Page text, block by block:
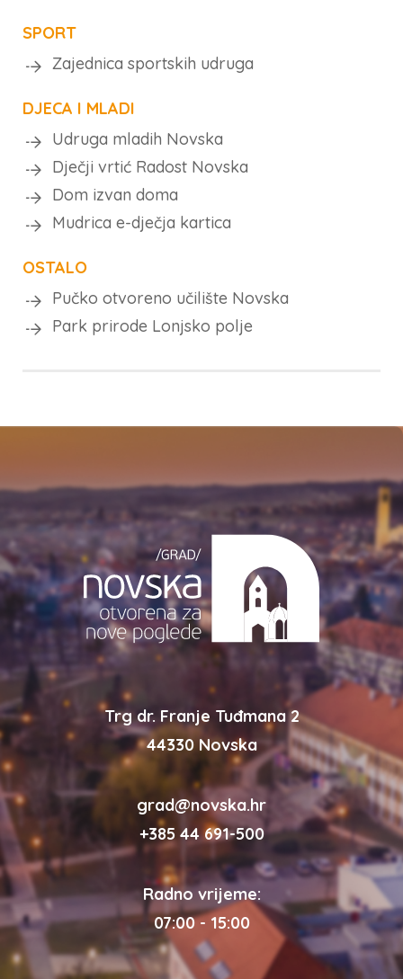
SPORT
Zajednica sportskih udruga
DJECA I MLADI
Udruga mladih Novska
Dječji vrtić Radost Novska
Dom izvan doma
Mudrica e-dječja kartica
OSTALO
Pučko otvoreno učilište Novska
Park prirode Lonjsko polje
Trg dr. Franje Tuđmana 2
44330 Novska
grad@novska.hr
+385 44 691-500
Radno vrijeme:
07:00 - 15:00